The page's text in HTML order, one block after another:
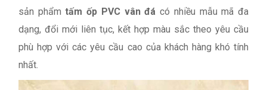
sản phẩmtấm ốp PVC vân đá có nhiều mẫu mã đa
dạng, đổi mới liên tục, kết hợp màu sắc theo yêu cầu
phù hợp với các yêu cầu cao của khách hàng khó tính
nhất.